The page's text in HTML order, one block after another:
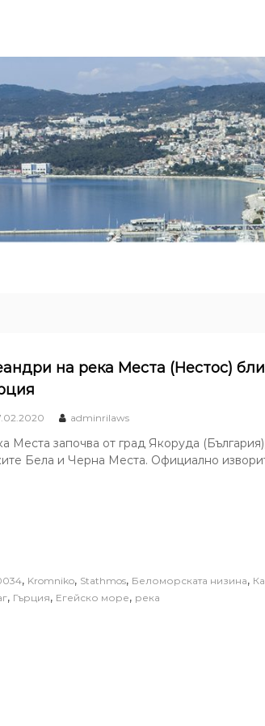
на река Места (Нестос)
adminrilaws
Места започва от град Якоруда
Бела и Черна Места. Официално
, Kromniko, Stathmos, Беломорската низина,
, Гърция, Егейско море, река